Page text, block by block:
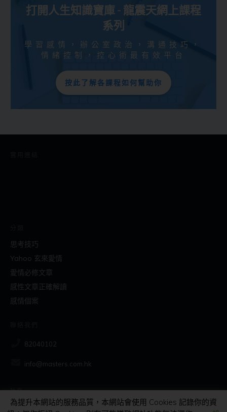
打開人生知識寶庫 - 龍震天網上課程
系列
學習感情，辦公室政治，溝通技巧，
情緒控制，控心術最有效平台
按此了解各課程如何幫助你
思考技巧
Yahoo 玄來愛情
愛情必修文章
感性文章正確解讀
感情個案
82040102
info@masters.com.hk
社交
為提升本網站的服務品質，本網站會使用 Cookies 記錄你的資